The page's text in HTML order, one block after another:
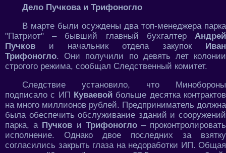
Дело Пучкова и Трифоногло
В марте были осуждены два топ-менеджера парка
"Патриот" – бывший главный бухгалтер Андрей
Пучков и начальник отдела закупок Иван
Трифоногло. Они получили по девять лет колонии
строгого режима, сообщал Следственный комитет.
Следствие установило, что Минобороны
подписало с ИП Куваевой больше десятка контрактов
на много миллионов рублей. Предприниматель должна
была обеспечить обслуживание зданий и сооружений
парка, а Пучков и Трифоногло – проконтролировать
исполнение. Однако двое последних за взятку
согласились закрыть глаза на недоработки ИП. Общая